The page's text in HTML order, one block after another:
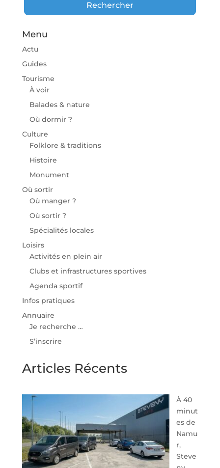
RechercherRechercher
Menu
Actu
Guides
Tourisme
À voir
Balades & nature
Où dormir ?
Culture
Folklore & traditions
Histoire
Monument
Où sortir
Où manger ?
Où sortir ?
Spécialités locales
Loisirs
Activités en plein air
Clubs et infrastructures sportives
Agenda sportif
Infos pratiques
Annuaire
Je recherche …
S’inscrire
Articles Récents
À 40
minut
es de
Namu
r,
Steve